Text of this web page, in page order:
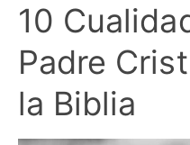
10
Padre
la Biblia